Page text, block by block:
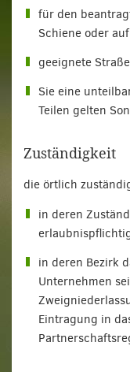
für den
Schiene oder
geeignete
Sie eine
Teilen gelten
Zuständigkeit
die örtlich
in deren
in deren Bezirk
Unternehmen
Eintragung in